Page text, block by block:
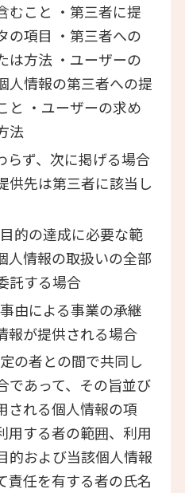
むこと ・第三者に提
の項目 ・第三者への
は方法 ・ユーザーの
人情報の第三者への提
と ・ユーザーの求め
法
らず、次に掲げる場合
供先は第三者に該当し
的の達成に必要な範
人情報の取扱いの全部
託する場合
由による事業の承継
報が提供される場合
の者との間で共同し
であって、その旨並び
される個人情報の項
用する者の範囲、利用
的および当該個人情報
責任を有する者の氏名